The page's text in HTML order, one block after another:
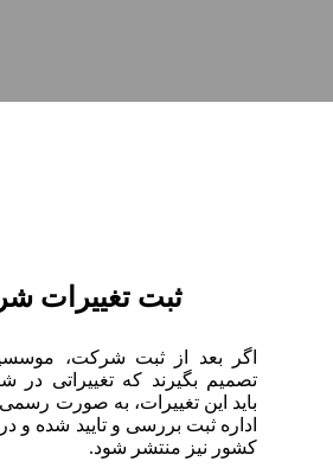
ثبت تغییرات
اگر بعد از ثبت شرکت،
تصمیم بگیرند که تغییراتی در
باید این تغییرات، به صورت
اداره ثبت بررسی و تایید شده و
کشور نیز منتشر شود.